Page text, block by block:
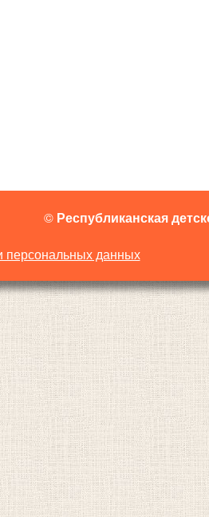
© Республиканская
персональных данных